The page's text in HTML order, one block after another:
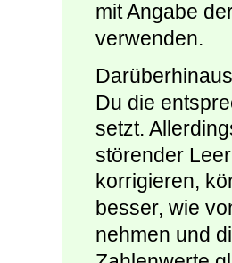
mit Angabe
verwenden.
Du die
setzt.
störender
korrigieren,
besser, wie
nehmen und